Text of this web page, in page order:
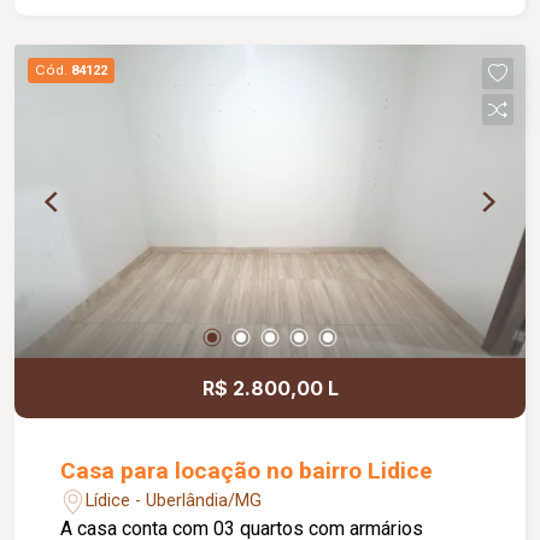
Lavanderia equipada com máquina de lavar e
acabamentos de alto padrão, oferecendo
conforto, sofisticação e funcionalidade em todos
os ambientes. O sense possui uma área de lazer
esportes e piscina infantil, possui uma academia
com 150 mts, 3 espaços gourmet, brinquedoteca,
coworking, parquinho externo, salão de jogos
adulto, sala de reunião, dois salões de festas.
Cód. 84122
R$ 2.800,00 L
Casa para locação no bairro Lidice
Lídice - Uberlândia/MG
A casa conta com 03 quartos com armários